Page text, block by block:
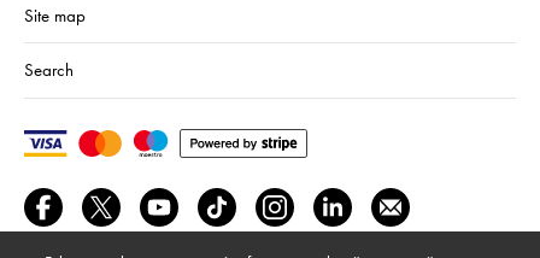
Site map
Search